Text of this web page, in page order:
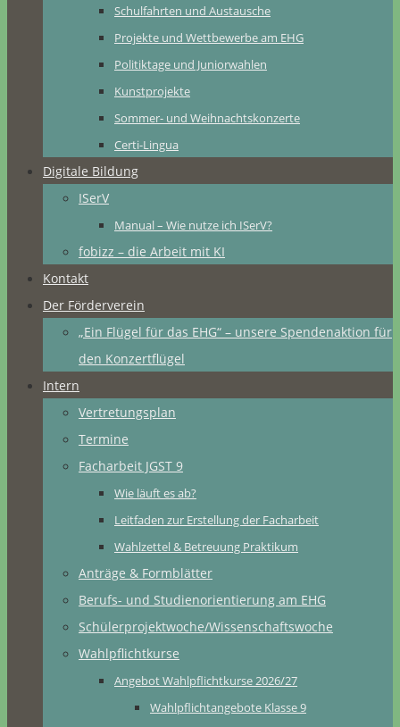
Schulfahrten und Austausche
Projekte und Wettbewerbe am EHG
Politiktage und Juniorwahlen
Kunstprojekte
Sommer- und Weihnachtskonzerte
Certi-Lingua
Digitale Bildung
ISerV
Manual – Wie nutze ich ISerV?
fobizz – die Arbeit mit KI
Kontakt
Der Förderverein
„Ein Flügel für das EHG“ – unsere Spendenaktion für
den Konzertflügel
Intern
Vertretungsplan
Termine
Facharbeit JGST 9
Wie läuft es ab?
Leitfaden zur Erstellung der Facharbeit
Wahlzettel & Betreuung Praktikum
Anträge & Formblätter
Berufs- und Studienorientierung am EHG
Schülerprojektwoche/Wissenschaftswoche
Wahlpflichtkurse
Angebot Wahlpflichtkurse 2026/27
Wahlpflichtangebote Klasse 9